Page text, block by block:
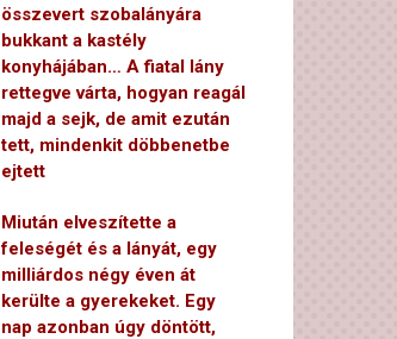
összevert szobalányára
bukkant a kastély
konyhájában… A fiatal lány
rettegve várta, hogyan reagál
majd a sejk, de amit ezután
tett, mindenkit döbbenetbe
ejtett
Miután elveszítette a
feleségét és a lányát, egy
milliárdos négy éven át
kerülte a gyerekeket. Egy
nap azonban úgy döntött,